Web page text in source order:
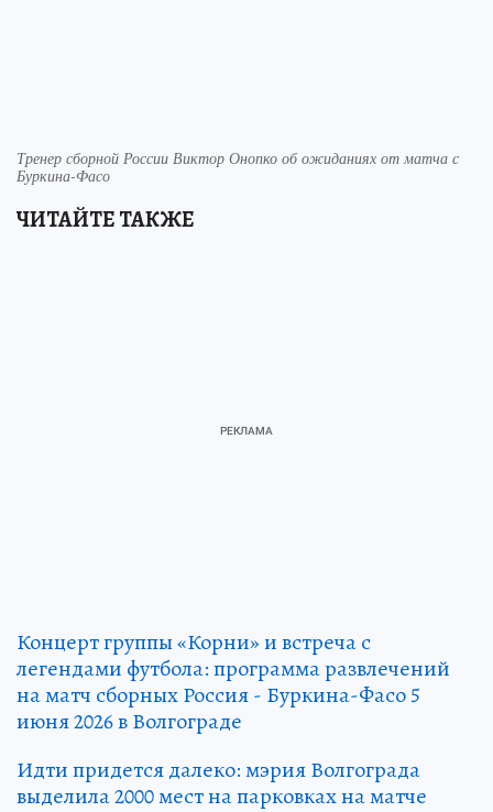
Тренер сборной России Виктор Онопко об ожиданиях от матча с
Буркина-Фасо
ЧИТАЙТЕ ТАКЖЕ
Концерт группы «Корни» и встреча с
легендами футбола: программа развлечений
на матч сборных Россия - Буркина-Фасо 5
июня 2026 в Волгограде
Идти придется далеко: мэрия Волгограда
выделила 2000 мест на парковках на матче